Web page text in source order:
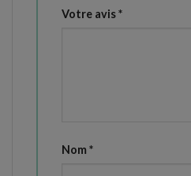
Votre avis*
Nom *